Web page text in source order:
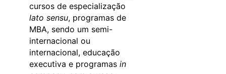
cursos de especialização
lato sensu, programas de
MBA, sendo um semi-
internacional ou
internacional, educação
executiva e programas in